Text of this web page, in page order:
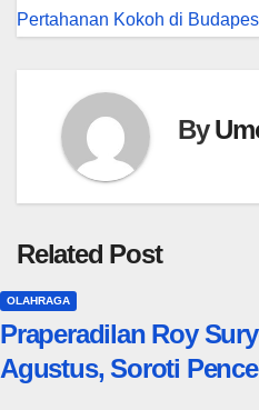
Pertahanan Kokoh di
By
Related Post
OLAHRAGA
Praperadilan Roy
Agustus, Soroti